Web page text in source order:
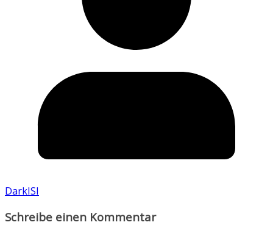
DarkISI
Schreibe einen Kommentar